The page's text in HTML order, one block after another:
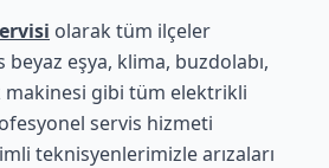
olarak tüm ilçeler
eşya, klima, buzdolabı,
makinesi gibi tüm elektrikli
servis hizmeti
teknisyenlerimizle arızaları